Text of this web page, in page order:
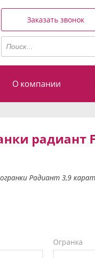
Заказать звонок
О компании
радиант
Радиант 3,9
Огранка